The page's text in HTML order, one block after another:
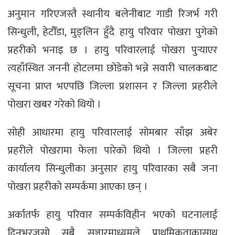
अनुमान गरिएजस्तै स्थानीय बलेनीबाट गाडी रिजर्भ गरी
सिन्धुली, हेटौँडा, मुङ्लिन हुँदै हायु परिवार पोखरा पुगेको
प्रहरीको भनाइ छ । हायु परिवारलाई पोखरा पुर्‍याएर
त्यहाँस्थित जननी होटलमा छोडेको भन्ने सवारी चालकबाट
सूचना प्राप्त भएपछि जिल्ला प्रशासन र जिल्ला प्रहरीले
पोखरा खबर गरेको थियो ।
सोही आधारमा हायु परिवारलाई सोमबार साँझ अबेर
प्रहरीले पोखरामा फेला पारेको थियो । जिल्ला प्रहरी
कार्यालय सिन्धुलीका अनुसार हायु परिवारका सबै जना
पोखरा प्रहरीको सम्पर्कमा आएका छन् ।
अर्कातर्फ हायु परिवार सम्पर्कविहीन भएको घटनालाई